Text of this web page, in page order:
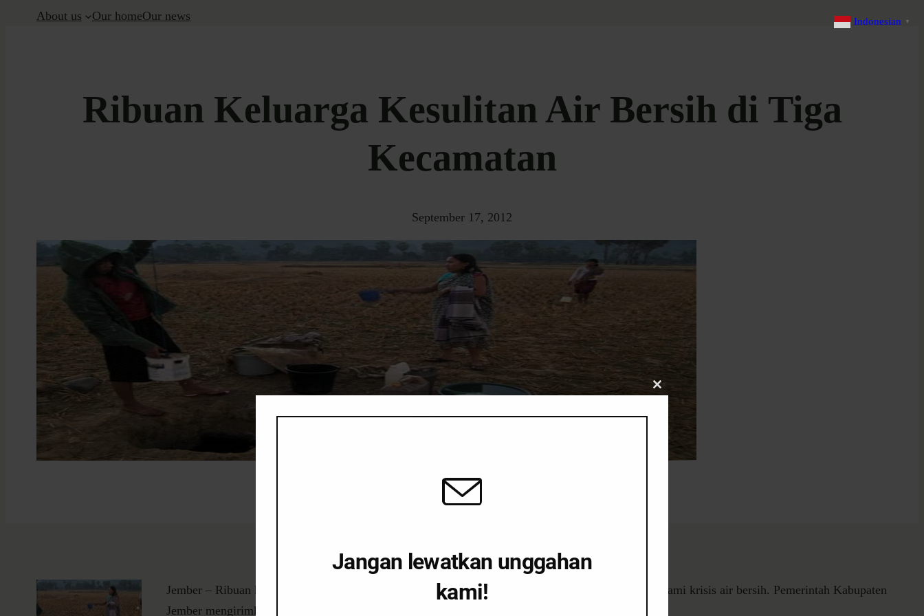
About us Our homeOur news
Ribuan Keluarga Kesulitan Air Bersih di Tiga
Kecamatan
September 17, 2012
Jember – Ribuan keluarga di tiga kecamatan di Kabupaten Jember, Jawa Timur, benar-benar mengalami krisis air bersih. Pemerintah Kabupaten
Jember mengirimkan ribuan liter ke sana terus-menerus.
Indonesian ▼
Close
Jangan lewatkan unggahan
kami!